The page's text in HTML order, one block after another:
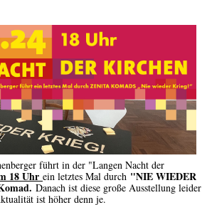
führt in der "Langen Nacht der
18 Uhr ein letztes Mal durch "NIE WIEDER
Danach ist diese große Ausstellung leider
ist höher denn je.